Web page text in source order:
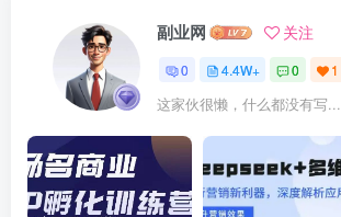
副业网 关注
0 4.4W+ 0 1
这家伙很懒，什么都没有写...